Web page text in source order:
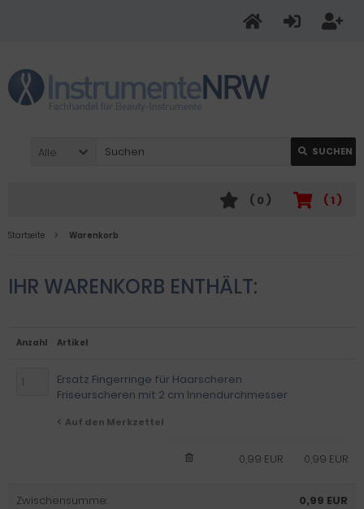
Alle SUCHEN
( 1 )
( 0 )
Startseite Warenkorb
IHR WARENKORB ENTHÄLT:
Anzahl Artikel
Ersatz Fingerringe für Haarscheren
Friseurscheren mit 2 cm Innendurchmesser
Auf den Merkzettel
0,99 EUR
0,99 EUR
Zwischensumme: 0,99 EUR